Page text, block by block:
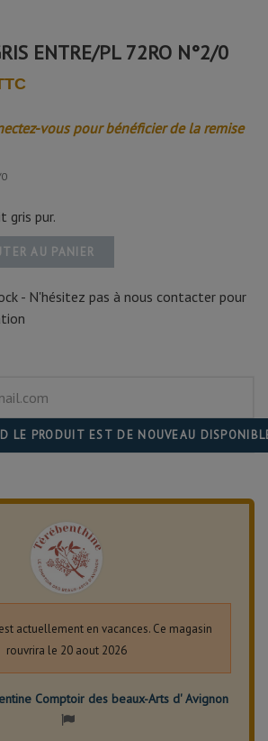
ENTRE/PL 72RO N°2/0
vous pour bénéficier de la remise
gris pur.
AU PANIER
- N'hésitez pas à nous contacter pour
LE PRODUIT EST DE NOUVEAU
actuellement en vacances. Ce magasin
rouvrira le 20 aout 2026
Comptoir des beaux-Arts d' Avignon